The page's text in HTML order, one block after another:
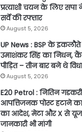
प्रत्याशी चयन के लिए सपा
सर्वे की रफ्तार
August 5, 2026
UP News : BSP के
उमाशंकर सिंह का निधन,
पीड़ित – तीन बार बने थे
August 5, 2026
E20 Petrol : नितिन
आपत्तिजनक पोस्ट हटाने का
का आदेश, मेटा और X से
जानकारी भी मांगी